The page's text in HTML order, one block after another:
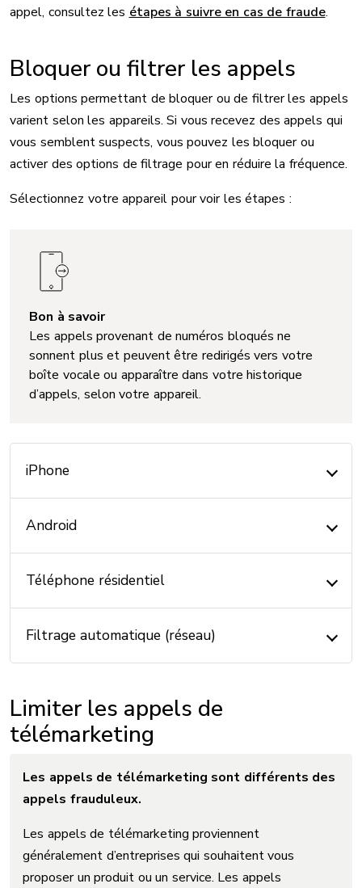
appel, consultez les étapes à suivre en cas de fraude.
Bloquer ou filtrer les appels
Les options permettant de bloquer ou de filtrer les appels
varient selon les appareils. Si vous recevez des appels qui
vous semblent suspects, vous pouvez les bloquer ou
activer des options de filtrage pour en réduire la fréquence.
Sélectionnez votre appareil pour voir les étapes :
Bon à savoir
Les appels provenant de numéros bloqués ne
sonnent plus et peuvent être redirigés vers votre
boîte vocale ou apparaître dans votre historique
d’appels, selon votre appareil.
iPhone
Android
Téléphone résidentiel
Filtrage automatique (réseau)
Limiter les appels de
télémarketing
Les appels de télémarketing sont différents des
appels frauduleux.
Les appels de télémarketing proviennent
généralement d’entreprises qui souhaitent vous
proposer un produit ou un service. Les appels